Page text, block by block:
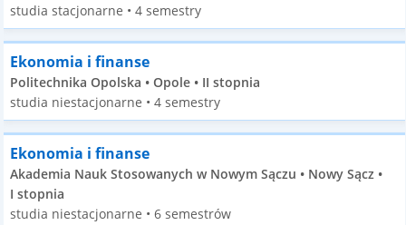
studia stacjonarne • 4 semestry
Ekonomia i finanse
Politechnika Opolska • Opole • II stopnia
studia niestacjonarne • 4 semestry
Ekonomia i finanse
Akademia Nauk Stosowanych w Nowym Sączu • Nowy Sącz •
I stopnia
studia niestacjonarne • 6 semestrów